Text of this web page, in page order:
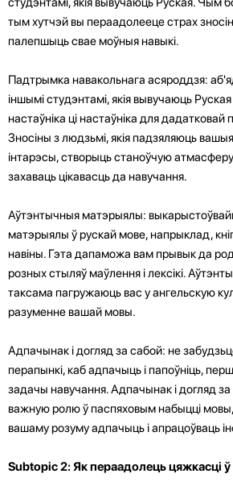
тым хутчэй вы пераадолееце страх
палепшыць свае моўныя навыкі.
Падтрымка навакольнага асяроддзя:
іншымі студэнтамі, якія вывучаюць
настаўніка ці настаўніка для дадатковай
Зносіны з людзьмі, якія падзяляюць
інтарэсы, створыць станоўчую
захаваць цікавасць да навучання.
Аўтэнтычныя матэрыялы:
матэрыялы ў рускай мове, напрыклад,
навіны. Гэта дапаможа вам прывык да
розных стыляў маўлення і лексікі.
таксама пагружаюць вас у ангельскую
разуменне вашай мовы.
Адпачынак і догляд за сабой: не
перапынкі, каб адпачыць і папоўніць,
задачы навучання. Адпачынак і догляд
важную ролю ў паспяховым набыцці
вашаму розуму адпачыць і апрацоўваць
Subtopic 2: Як пераадолець цяжкасці ў